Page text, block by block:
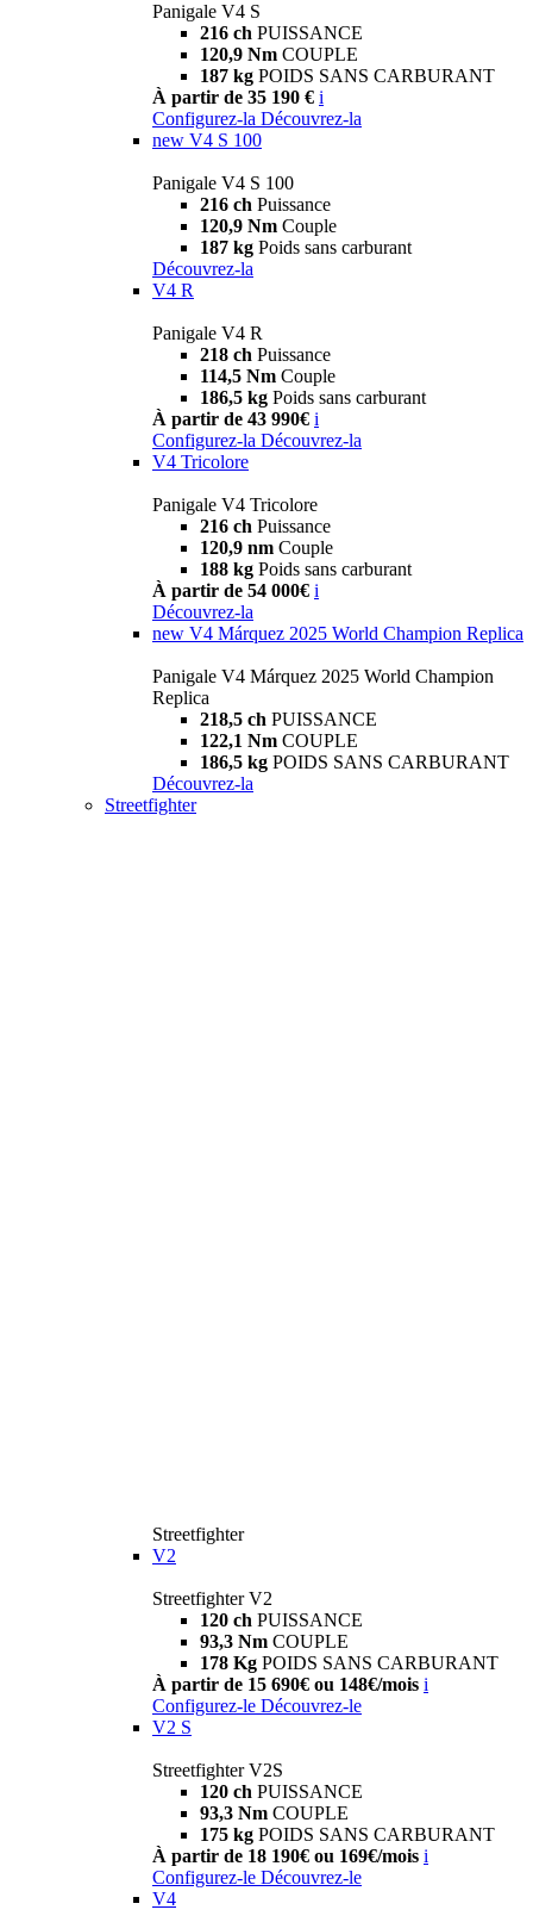
Panigale V4 S
216 ch PUISSANCE
120,9 Nm COUPLE
187 kg POIDS SANS CARBURANT
À partir de 35 190 € i
Configurez-la Découvrez-la
new V4 S 100
Panigale V4 S 100
216 ch Puissance
120,9 Nm Couple
187 kg Poids sans carburant
Découvrez-la
V4 R
Panigale V4 R
218 ch Puissance
114,5 Nm Couple
186,5 kg Poids sans carburant
À partir de 43 990€ i
Configurez-la Découvrez-la
V4 Tricolore
Panigale V4 Tricolore
216 ch Puissance
120,9 nm Couple
188 kg Poids sans carburant
À partir de 54 000€ i
Découvrez-la
new V4 Márquez 2025 World Champion Replica
Panigale V4 Márquez 2025 World Champion
Replica
218,5 ch PUISSANCE
122,1 Nm COUPLE
186,5 kg POIDS SANS CARBURANT
Découvrez-la
Streetfighter
Streetfighter
V2
Streetfighter V2
120 ch PUISSANCE
93,3 Nm COUPLE
178 Kg POIDS SANS CARBURANT
À partir de 15 690€ ou 148€/mois i
Configurez-le Découvrez-le
V2 S
Streetfighter V2S
120 ch PUISSANCE
93,3 Nm COUPLE
175 kg POIDS SANS CARBURANT
À partir de 18 190€ ou 169€/mois i
Configurez-le Découvrez-le
V4